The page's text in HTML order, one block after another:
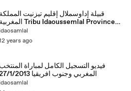
قبيلة إداوسملال إقليم تيزنيت المملكة
المغربية Tribu Idaoussemlal Province
Maroc
years ago
فيديو التسجيل الكامل لمباراة المنتخب
المغربي وجنوب افريقيا 27/1/2013